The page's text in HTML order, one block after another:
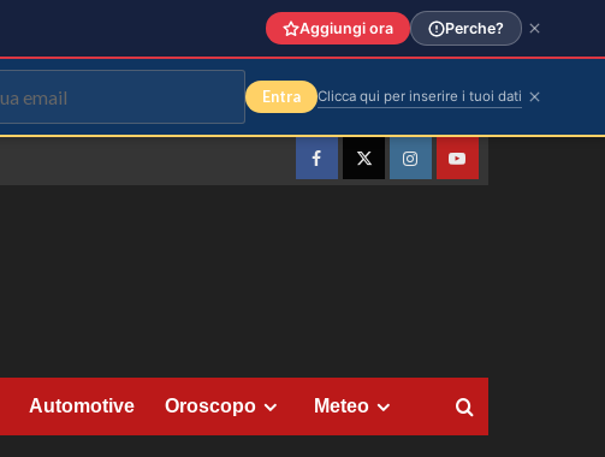
FacebookTwitterInstagramYouTube
Automotive Oroscopo Meteo
Aggiungi ora Perche?
Entra Clicca qui per inserire i tuoi dati